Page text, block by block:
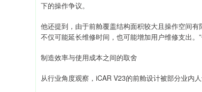
下的操作争议。
他还提到，由于前舱覆盖结构面积较大且操作空间
不仅可能延长维修时间，也可能增加用户维修支出。”
制造效率与使用成本之间的取舍
从行业角度观察，iCAR V23的前舱设计被部分业内